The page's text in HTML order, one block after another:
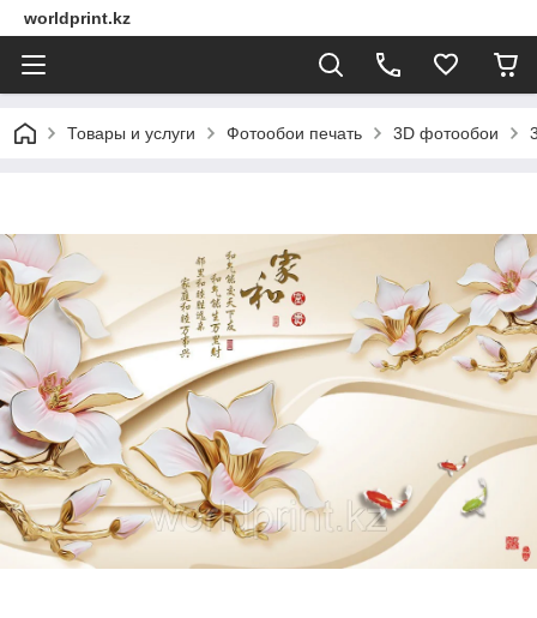
worldprint.kz
Товары и услуги Фотообои печать 3D фотообои